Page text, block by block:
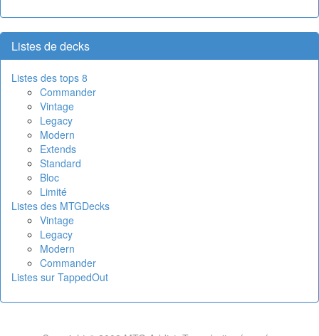
Listes de decks
Listes des tops 8
Commander
Vintage
Legacy
Modern
Extends
Standard
Bloc
Limité
Listes des MTGDecks
Vintage
Legacy
Modern
Commander
Listes sur TappedOut